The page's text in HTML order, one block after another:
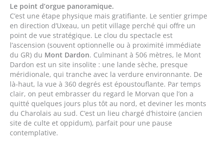
Le point d’orgue panoramique.
C’est une étape physique mais gratifiante. Le sentier grimpe
en direction d’Uxeau, un petit village perché qui offre un
point de vue stratégique. Le clou du spectacle est
l’ascension (souvent optionnelle ou à proximité immédiate
du GR) du Mont Dardon. Culminant à 506 mètres, le Mont
Dardon est un site insolite : une lande sèche, presque
méridionale, qui tranche avec la verdure environnante. De
là-haut, la vue à 360 degrés est époustouflante. Par temps
clair, on peut embrasser du regard le Morvan que l’on a
quitté quelques jours plus tôt au nord, et deviner les monts
du Charolais au sud. C’est un lieu chargé d’histoire (ancien
site de culte et oppidum), parfait pour une pause
contemplative.